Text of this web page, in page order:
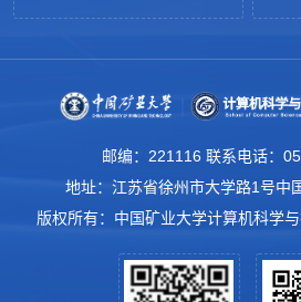
邮编：221116 联系电话：
地址：江苏省徐州市大学路1号中
版权所有：中国矿业大学计算机科学